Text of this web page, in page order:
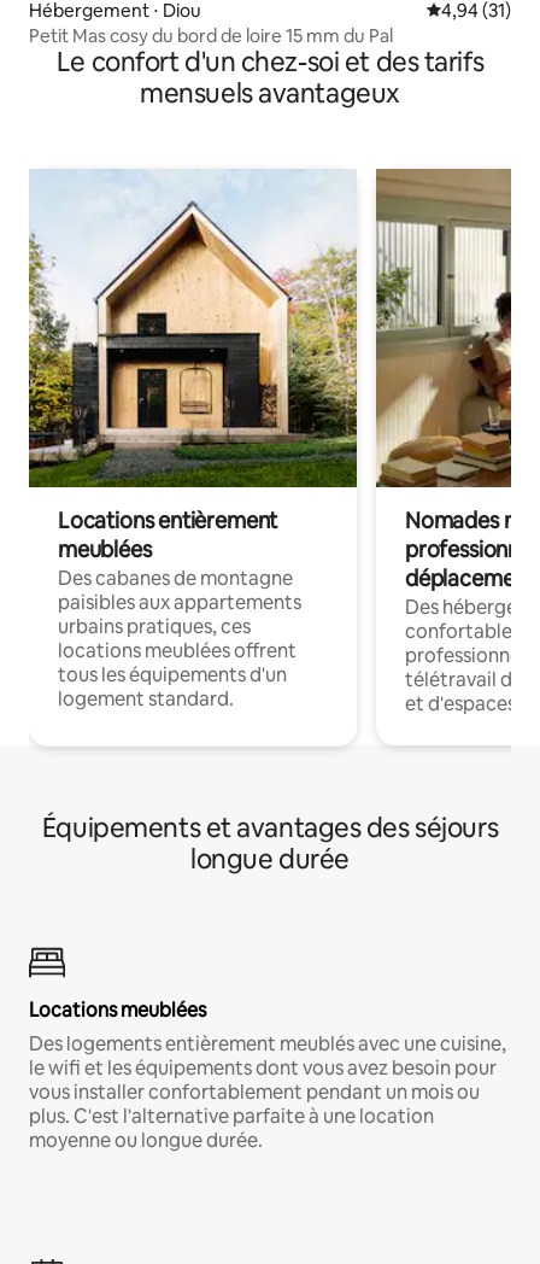
Hébergement ⋅ Diou Évaluation
4,94 (31)
Petit Mas cosy du bord de loire 15 mm du Pal
Le confort d'un chez-soi et des tarifs
mensuels avantageux
Locations entièrement
meublées
Des cabanes de montagne
paisibles aux appartements
urbains pratiques, ces
locations meublées offrent
tous les équipements d'un
logement standard.
Nomades
déplacement
Des
confortables
professionnels
télétravail
et d'espaces
Équipements et avantages des séjours
longue durée
Locations meublées
Des logements entièrement meublés avec une cuisine,
le wifi et les équipements dont vous avez besoin pour
vous installer confortablement pendant un mois ou
plus. C'est l'alternative parfaite à une location
moyenne ou longue durée.